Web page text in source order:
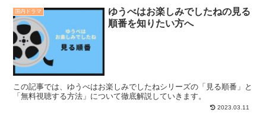
国内ドラマ
ゆうべはお楽しみでしたねの見る
順番を知りたい方へ
この記事では、ゆうべはお楽しみでしたねシリーズの「見る順番」と
「無料視聴する方法」について徹底解説していきます。
2023.03.11